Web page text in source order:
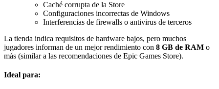
Caché corrupta de la Store
Configuraciones incorrectas de Windows
Interferencias de firewalls o antivirus de terceros
La tienda indica requisitos de hardware bajos, pero muchos
jugadores informan de un mejor rendimiento con 8 GB de RAM o
más (similar a las recomendaciones de Epic Games Store).
Ideal para: